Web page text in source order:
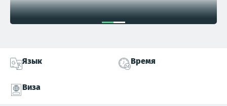
Язык Время
Виза